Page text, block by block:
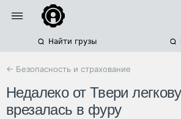
Найти грузы
← Безопасность и страхование
Недалеко от Твери
врезалась в фуру